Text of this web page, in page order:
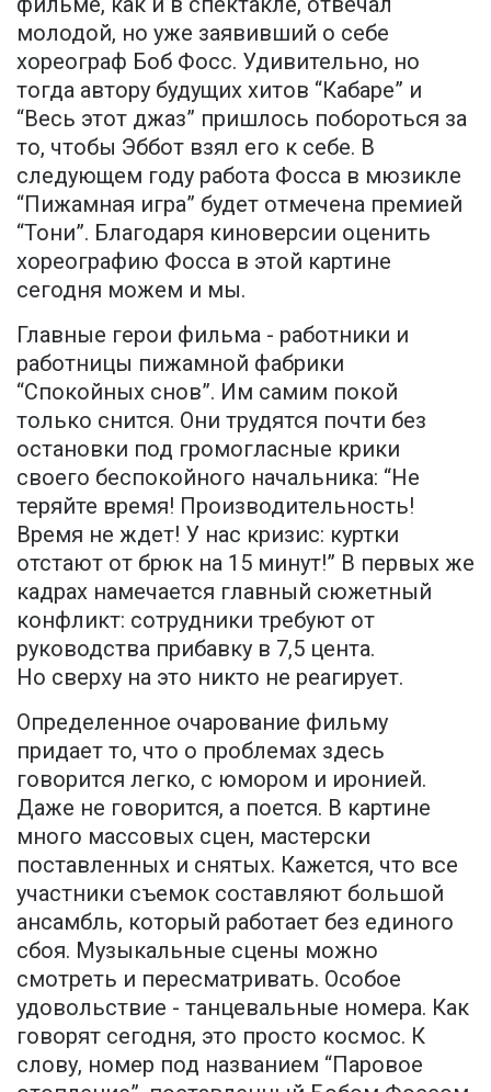
молодой, но уже заявивший о себе
хореограф Боб Фосс. Удивительно, но
тогда автору будущих хитов “Кабаре” и
“Весь этот джаз” пришлось побороться за
то, чтобы Эббот взял его к себе. В
следующем году работа Фосса в мюзикле
“Пижамная игра” будет отмечена премией
“Тони”. Благодаря киноверсии оценить
хореографию Фосса в этой картине
сегодня можем и мы.
Главные герои фильма - работники и
работницы пижамной фабрики
“Спокойных снов”. Им самим покой
только снится. Они трудятся почти без
остановки под громогласные крики
своего беспокойного начальника: “Не
теряйте время! Производительность!
Время не ждет! У нас кризис: куртки
отстают от брюк на 15 минут!” В первых же
кадрах намечается главный сюжетный
конфликт: сотрудники требуют от
руководства прибавку в 7,5 цента.
Но сверху на это никто не реагирует.
Определенное очарование фильму
придает то, что о проблемах здесь
говорится легко, с юмором и иронией.
Даже не говорится, а поется. В картине
много массовых сцен, мастерски
поставленных и снятых. Кажется, что все
участники съемок составляют большой
ансамбль, который работает без единого
сбоя. Музыкальные сцены можно
смотреть и пересматривать. Особое
удовольствие - танцевальные номера. Как
говорят сегодня, это просто космос. К
слову, номер под названием “Паровое